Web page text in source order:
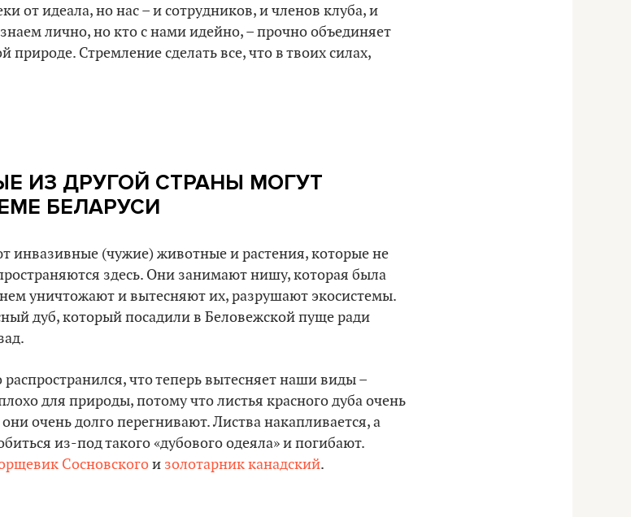
от идеала, но нас – и сотрудников, и членов клуба, и
лично, но кто с нами идейно, – прочно объединяет
Стремление сделать все, что в твоих силах,
ИЗ ДРУГОЙ СТРАНЫ МОГУТ
БЕЛАРУСИ
инвазивные (чужие) животные и растения, которые не
здесь. Они занимают нишу, которая была
уничтожают и вытесняют их, разрушают экосистемы.
дуб, который посадили в Беловежской пуще ради
что теперь вытесняет наши виды –
для природы, потому что листья красного дуба очень
очень долго перегнивают. Листва накапливается, а
из-под такого «дубового одеяла» и погибают.
Сосновскогои золотарник канадский.